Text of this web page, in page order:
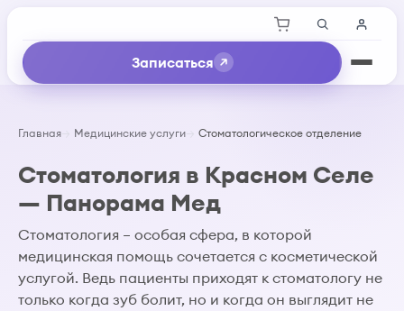
Записаться
Главная Медицинские услуги Стоматологическое отделение
Стоматология в Красном Селе
— Панорама Мед
Стоматология – особая сфера, в которой
медицинская помощь сочетается с косметической
услугой. Ведь пациенты приходят к стоматологу не
только когда зуб болит, но и когда он выглядит не